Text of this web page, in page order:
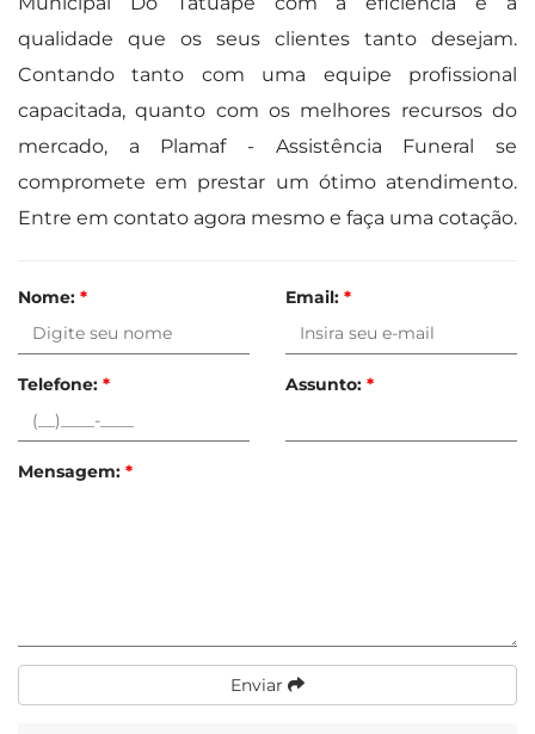
qualidade que os seus clientes tanto desejam.
Contando tanto com uma equipe profissional
capacitada, quanto com os melhores recursos do
mercado, a Plamaf - Assistência Funeral se
compromete em prestar um ótimo atendimento.
Entre em contato agora mesmo e faça uma cotação.
Nome: * Email: *
Telefone: * Assunto: *
Mensagem: *
Enviar